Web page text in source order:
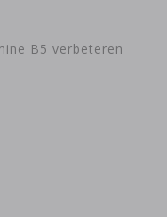
B5 verbeteren